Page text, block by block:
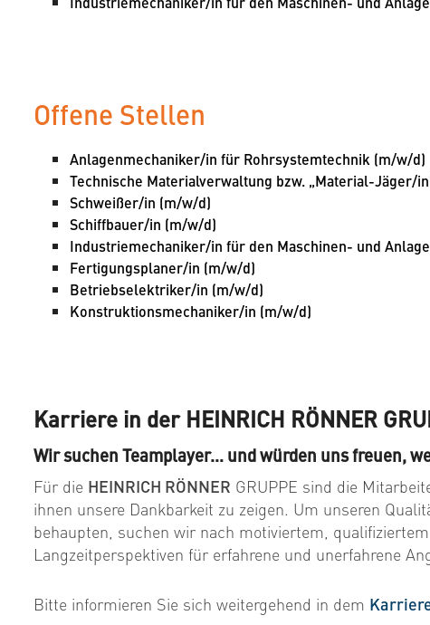
Offene Stellen
Anlagenmechaniker/in für Rohrsystemtechnik (m/w/d)
Technische Materialverwaltung bzw. „Material-Jäger/
Schweißer/in (m/w/d)
Schiffbauer/in (m/w/d)
Industriemechaniker/in für den Maschinen- und
Fertigungsplaner/in (m/w/d)
Betriebselektriker/in (m/w/d)
Konstruktionsmechaniker/in (m/w/d)
Karriere in der HEINRICH RÖNNER
Wir suchen Teamplayer… und würden uns freuen,
Für die HEINRICH RÖNNER GRUPPE sind die
ihnen unsere Dankbarkeit zu zeigen. Um unseren
behaupten, suchen wir nach motiviertem,
Langzeitperspektiven für erfahrene und unerfahrene
Bitte informieren Sie sich weitergehend in dem